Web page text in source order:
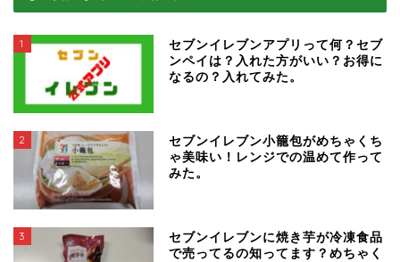
1
セブンイレブンアプリって何？セブ
ンペイは？入れた方がいい？お得に
なるの？入れてみた。
2
セブンイレブン小籠包がめちゃくち
ゃ美味い！レンジでの温めて作って
みた。
3
セブンイレブンに焼き芋が冷凍食品
で売ってるの知ってます？めちゃく